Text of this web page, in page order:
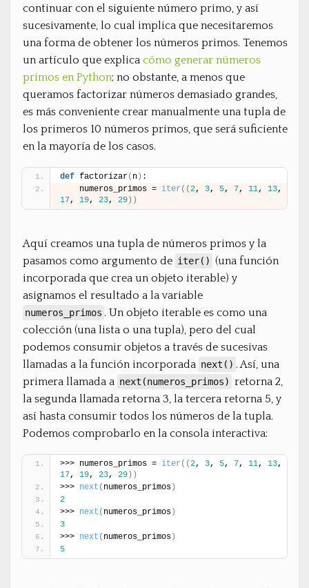
continuar con el siguiente número primo, y así
sucesivamente, lo cual implica que necesitaremos
una forma de obtener los números primos. Tenemos
un artículo que explica cómo generar números
primos en Python; no obstante, a menos que
queramos factorizar números demasiado grandes,
es más conveniente crear manualmente una tupla de
los primeros 10 números primos, que será suficiente
en la mayoría de los casos.
def factorizar( n ) :
    numeros_primos =
iter ( (2, 3, 5, 7, 11, 13
17, 19, 23, 29 ) )
Aquí creamos una tupla de números primos y la
pasamos como argumento de iter() (una función
incorporada que crea un objeto iterable) y
asignamos el resultado a la variable
numeros_primos . Un objeto iterable es como una
colección (una lista o una tupla), pero del cual
podemos consumir objetos a través de sucesivas
llamadas a la función incorporada next() . Así, una
primera llamada a next(numeros_primos) retorna 2,
la segunda llamada retorna 3, la tercera retorna 5, y
así hasta consumir todos los números de la tupla.
Podemos comprobarlo en la consola interactiva:
>>> numeros_primos = iter ( (2, 3, 5, 7, 11, 13
17, 19, 23, 29 ) )
>>> next ( numeros_primos )
2
>>> next ( numeros_primos )
3
>>> next ( numeros_primos )
5